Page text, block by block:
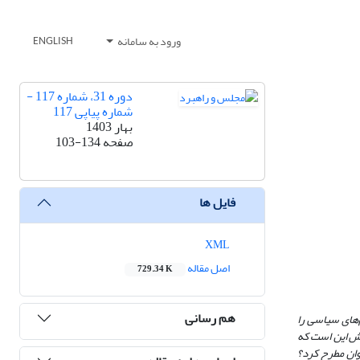
ورود به سامانه ENGLISH
های سیاسی را
پرسش این است که
مطرح کرد؟
دوره 31، شماره 117 -
شماره پیاپی 117
بهار 1403
صفحه103-134
فایل ها
اصل مقاله
729.34 K
هم رسانی